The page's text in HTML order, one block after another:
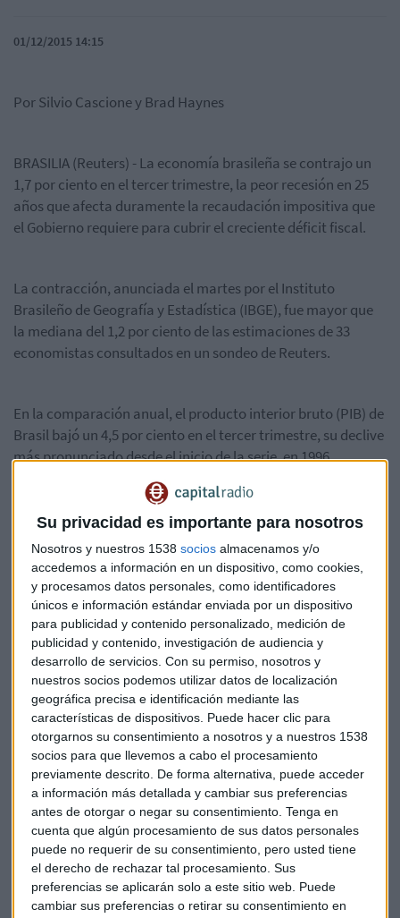
Su privacidad es importante para nosotros
Nosotros y nuestros 1538 socios almacenamos y/o
accedemos a información en un dispositivo, como cookies,
y procesamos datos personales, como identificadores
únicos e información estándar enviada por un dispositivo
para publicidad y contenido personalizado, medición de
publicidad y contenido, investigación de audiencia y
desarrollo de servicios. Con su permiso, nosotros y
nuestros socios podemos utilizar datos de localización
geográfica precisa e identificación mediante las
características de dispositivos. Puede hacer clic para
otorgarnos su consentimiento a nosotros y a nuestros 1538
socios para que llevemos a cabo el procesamiento
previamente descrito. De forma alternativa, puede acceder
a información más detallada y cambiar sus preferencias
antes de otorgar o negar su consentimiento. Tenga en
cuenta que algún procesamiento de sus datos personales
puede no requerir de su consentimiento, pero usted tiene
el derecho de rechazar tal procesamiento. Sus
preferencias se aplicarán solo a este sitio web. Puede
cambiar sus preferencias o retirar su consentimiento en
01/12/2015 14:15
Por Silvio Cascione y Brad Haynes
BRASILIA (Reuters) - La economía brasileña se contrajo un
1,7 por ciento en el tercer trimestre, la peor recesión en 25
años que afecta duramente la recaudación impositiva que
el Gobierno requiere para cubrir el creciente déficit fiscal.
La contracción, anunciada el martes por el Instituto
Brasileño de Geografía y Estadística (IBGE), fue mayor que
la mediana del 1,2 por ciento de las estimaciones de 33
economistas consultados en un sondeo de Reuters.
En la comparación anual, el producto interior bruto (PIB) de
Brasil bajó un 4,5 por ciento en el tercer trimestre, su declive
más pronunciado desde el inicio de la serie, en 1996.
Las medidas de austeridad del Gobierno han tenido escaso
éxito y la recesión merma los ingresos tributarios más
rápidamente de lo que Brasilia puede reducir el gasto, lo que
ha minado la credibilidad del ministro de Hacienda y llevó a
Standard & Poor's a bajar la calificación de Brasil a terreno
especulativo.
La inversión disminuyó un 15,0 por ciento con respecto al
año previo, encadenando el noveno trimestre seguido de
caída.
El consumo de los hogares se redujo un 1,5 por ciento con
respecto del segundo trimestre, con el desempleo en un
máximo de seis años y con un salto en los precios al
consumidor de casi un 10 por ciento en 12 meses.
Frente a los problemas de la economía y el mal ambiente